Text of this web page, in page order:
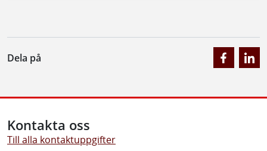
Dela på
Kontakta oss
Till alla kontaktuppgifter